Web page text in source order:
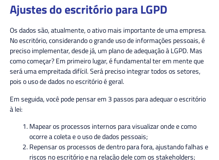
Ajustes do escritório para LGPD
Os dados são, atualmente, o ativo mais importante de uma empresa.
No escritório, considerando o grande uso de informações pessoais, é
preciso implementar, desde já, um plano de adequação à LGPD. Mas
como começar? Em primeiro lugar, é fundamental ter em mente que
será uma empreitada difícil. Será preciso integrar todos os setores,
pois o uso de dados no escritório é geral.
Em seguida, você pode pensar em 3 passos para adequar o escritório
à lei:
Mapear os processos internos para visualizar onde e como
ocorre a coleta e o uso de dados pessoais;
Repensar os processos de dentro para fora, ajustando falhas e
riscos no escritório e na relação dele com os stakeholders;